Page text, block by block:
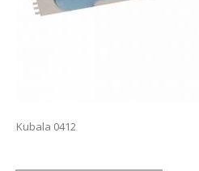
Kubala 0412